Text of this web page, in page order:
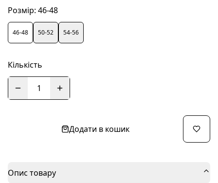
Розмір: 46-48
46-48 50-52 54-56
Кількість
1
Додати в кошик
Опис товару